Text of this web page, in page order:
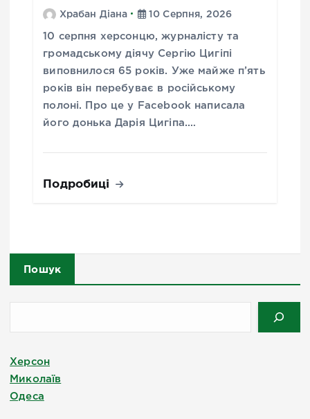
Храбан Діана 10 Серпня, 2026
10 серпня херсонцю, журналісту та
громадському діячу Сергію Цигіпі
виповнилося 65 років. Уже майже п’ять
років він перебуває в російському
полоні. Про це у Facebook написала
його донька Дарія Цигіпа.…
Подробиці
Пошук
Херсон
Миколаїв
Одеса